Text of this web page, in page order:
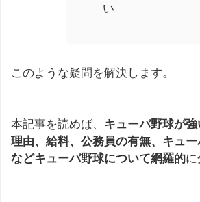
い
このような疑問を解決します。
本記事を読めば、 キューバ野球が
理由、給料、公務員の有無、キュ
などキューバ野球について網羅的に